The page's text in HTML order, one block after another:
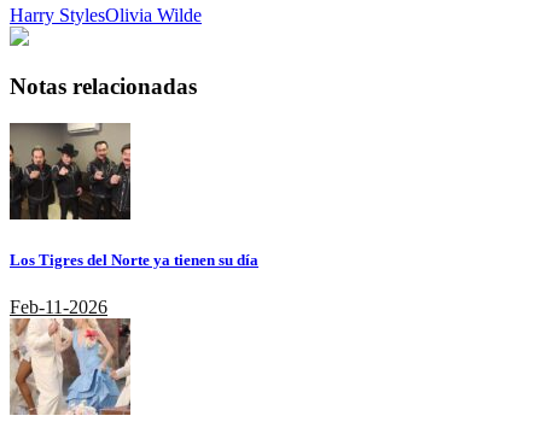
Harry StylesOlivia Wilde
Notas relacionadas
Los Tigres del Norte ya tienen su día
Feb-11-2026